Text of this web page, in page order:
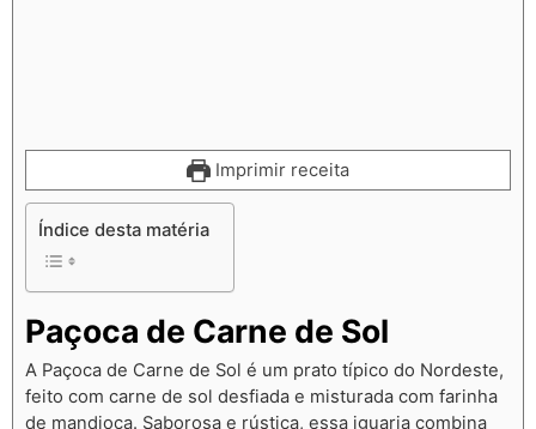
Imprimir receita
Índice desta matéria
Paçoca de Carne de Sol
A Paçoca de Carne de Sol é um prato típico do Nordeste,
feito com carne de sol desfiada e misturada com farinha
de mandioca. Saborosa e rústica, essa iguaria combina